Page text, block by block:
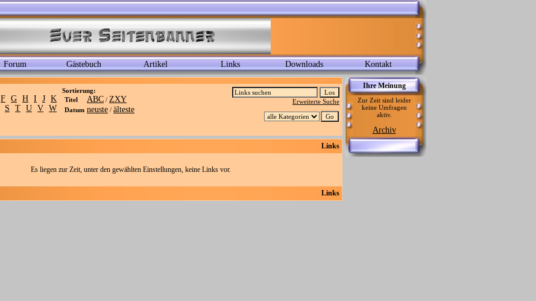
Forum Gästebuch Artikel Links Downloads Kontakt
F G H I J K
S T U V W
Sortierung:
Titel
ABC / ZXY
Datum neuste / älteste
Erweiterte Suche
Links
Es liegen zur Zeit, unter den gewählten Einstellungen, keine Links vor.
Links
Ihre Meinung
Zur Zeit sind leider
keine Umfragen
aktiv.
Archiv